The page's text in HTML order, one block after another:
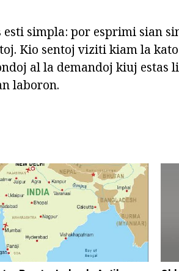
simpla: por esprimi sian
Kio sentoj viziti kiam la
al la demandoj kiuj estas
laboron.